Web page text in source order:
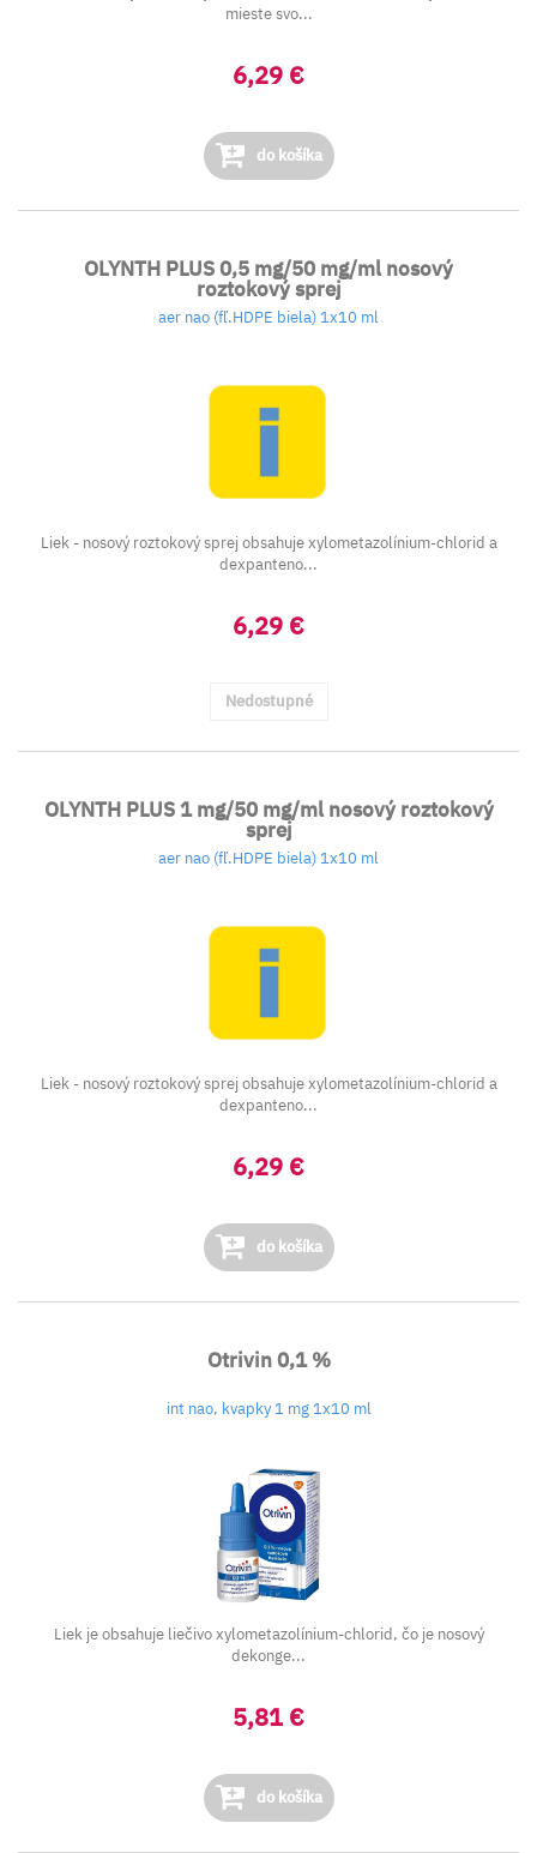
mieste svo...
6,29 €
do košíka
OLYNTH PLUS 0,5 mg/50 mg/ml nosový
roztokový sprej
aer nao (fľ.HDPE biela) 1x10 ml
Liek - nosový roztokový sprej obsahuje xylometazolínium-chlorid a
dexpanteno...
6,29 €
Nedostupné
OLYNTH PLUS 1 mg/50 mg/ml nosový roztokový
sprej
aer nao (fľ.HDPE biela) 1x10 ml
Liek - nosový roztokový sprej obsahuje xylometazolínium-chlorid a
dexpanteno...
6,29 €
do košíka
Otrivin 0,1 %
int nao, kvapky 1 mg 1x10 ml
Liek je obsahuje liečivo xylometazolínium-chlorid, čo je nosový
dekonge...
5,81 €
do košíka